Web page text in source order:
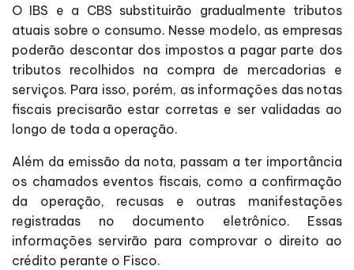
O IBS e a CBS substituirão gradualmente tributos
atuais sobre o consumo. Nesse modelo, as empresas
poderão descontar dos impostos a pagar parte dos
tributos recolhidos na compra de mercadorias e
serviços. Para isso, porém, as informações das notas
fiscais precisarão estar corretas e ser validadas ao
longo de toda a operação.
Além da emissão da nota, passam a ter importância
os chamados eventos fiscais, como a confirmação
da operação, recusas e outras manifestações
registradas no documento eletrônico. Essas
informações servirão para comprovar o direito ao
crédito perante o Fisco.